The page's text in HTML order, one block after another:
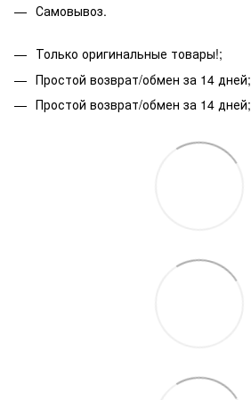
Самовывоз.
Только оригинальные товары!;
Простой возврат/обмен за 14 дней;
Простой возврат/обмен за 14 дней;